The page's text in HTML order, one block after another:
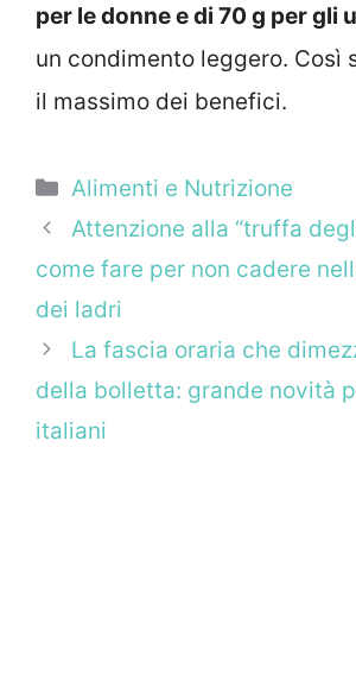
per le donne e di 70 g per gli
un condimento leggero. Così
il massimo dei benefici.
Categorie
Alimenti e Nutrizione
Attenzione alla “truffa
come fare per non cadere
dei ladri
La fascia oraria che
della bolletta: grande novità
italiani